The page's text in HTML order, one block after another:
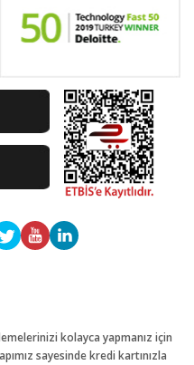
kolayca yapmanız için
sayesinde kredi kartınızla